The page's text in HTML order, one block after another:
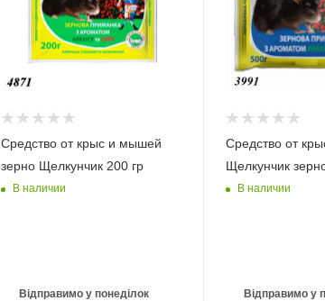
Средство от крыс и мышей
зерно Щелкунчик 200 гр
В наличии
Відправимо у понеділок
Средство от
Щелкунчик
В наличии
Відправимо у